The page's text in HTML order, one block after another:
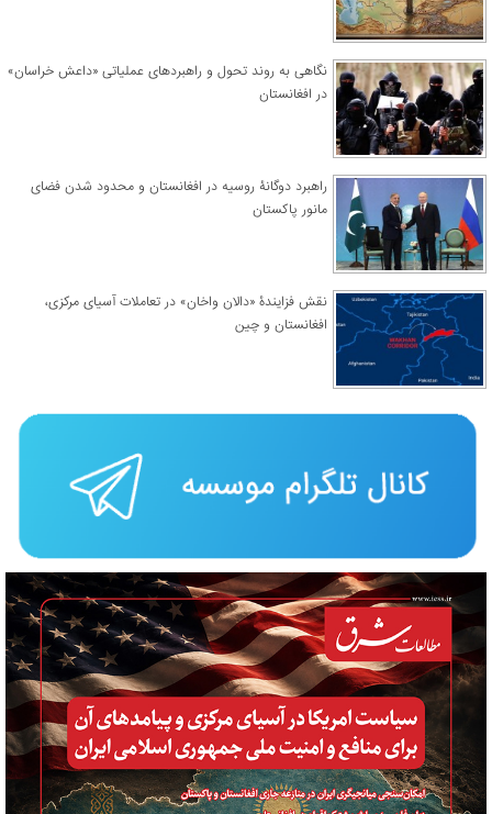
نگاهی به روند تحول و راهبردهای عملیاتی «داعش خراسان»
در افغانستان
راهبرد دوگانۀ روسیه در افغانستان و محدود شدن فضای
مانور پاکستان
نقش فزایندۀ «دالان واخان» در تعاملات آسیای مرکزی،
افغانستان و چین